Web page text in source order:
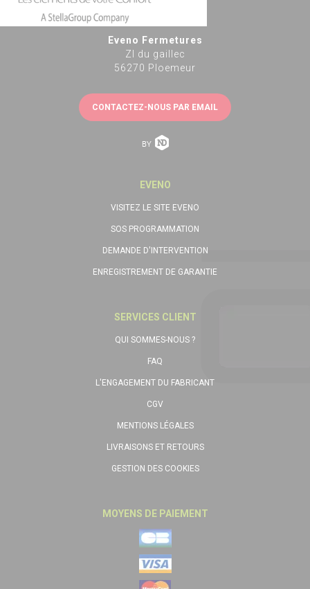
Eveno Fermetures
ZI du gaillec
56270 Ploemeur
CONTACTEZ-NOUS PAR EMAIL
EVENO
VISITEZ LE SITE EVENO
SOS PROGRAMMATION
DEMANDE D'INTERVENTION
ENREGISTREMENT DE GARANTIE
SERVICES CLIENT
QUI SOMMES-NOUS ?
FAQ
L'ENGAGEMENT DU FABRICANT
CGV
MENTIONS LÉGALES
LIVRAISONS ET RETOURS
GESTION DES COOKIES
MOYENS DE PAIEMENT